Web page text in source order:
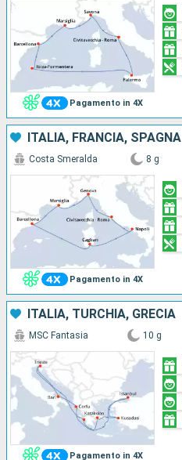
Pagamento in 4X
ITALIA, FRANCIA, SPAGNA
Pagamento in 4X
Costa Smeralda 8 g
ITALIA, TURCHIA, GRECIA
Pagamento in 4X
MSC Fantasia 10 g